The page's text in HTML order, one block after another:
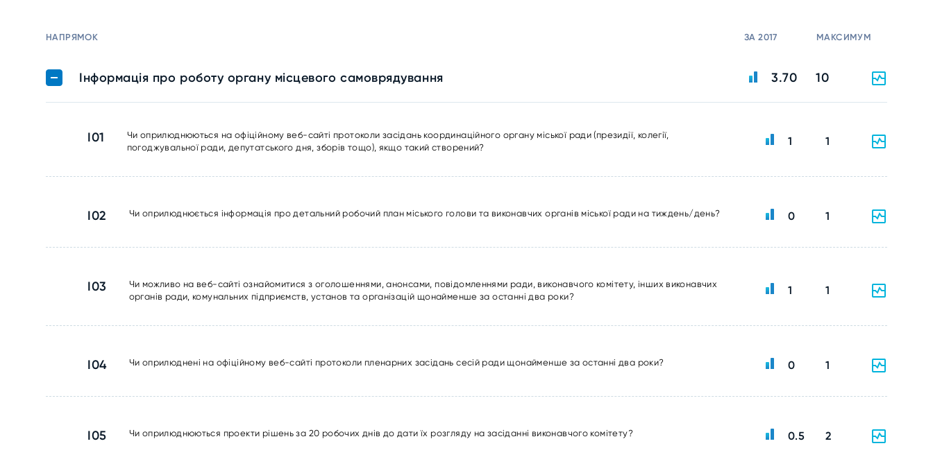
НАПРЯМОК ЗА 2017 МАКСИМУМ
Інформація про роботу органу місцевого самоврядування 3.70 10
I01
Чи оприлюднюються на офіційному веб-сайті протоколи засідань координаційного органу міської ради (президії, колегії,
погоджувальної ради, депутатського дня, зборів тощо), якщо такий створений?
1 1
I02 Чи оприлюднюється інформація про детальний робочий план міського голови та виконавчих органів міської ради на тиждень/день? 0 1
I03
Чи можливо на веб-сайті ознайомитися з оголошеннями, анонсами, повідомленнями ради, виконавчого комітету, інших виконавчих
органів ради, комунальних підприємств, установ та організацій щонайменше за останні два роки?
1 1
I04 Чи оприлюднені на офіційному веб-сайті протоколи пленарних засідань сесій ради щонайменше за останні два роки? 0 1
I05 Чи оприлюднюються проекти рішень за 20 робочих днів до дати їх розгляду на засіданні виконавчого комітету? 0.5 2